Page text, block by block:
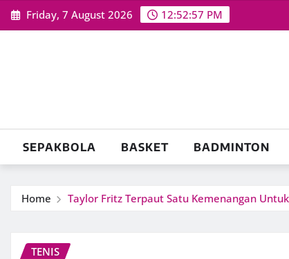
Skip
to
Friday, 7 August 2026 12:52:58 PM
SEPAKBOLA BASKET BADMINTON
Home Taylor Fritz Terpaut Satu Kemenangan
TENIS